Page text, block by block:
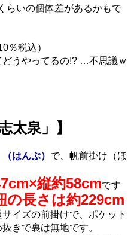
らいの個体差があるかもで
％税込）
うやってるの!? …不思議ｗ
太泉」】
（はんぷ） で、帆前掛け（ほ
縦約58cmです
の長さは約229cm
イズの前掛けで、ポケット
きで裏は無地です。